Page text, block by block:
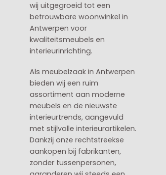
wij uitgegroeid tot een
betrouwbare woonwinkel in
Antwerpen voor
kwaliteitsmeubels en
interieurinrichting.
Als meubelzaak in Antwerpen
bieden wij een ruim
assortiment aan moderne
meubels en de nieuwste
interieurtrends, aangevuld
met stijlvolle interieurartikelen.
Dankzij onze rechtstreekse
aankopen bij fabrikanten,
zonder tussenpersonen,